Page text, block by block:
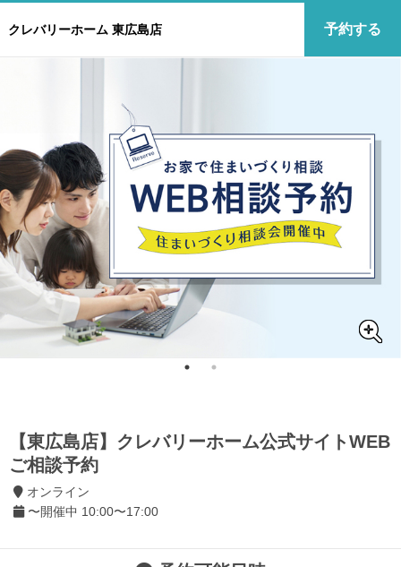
クレバリーホーム 東広島店 予約する
【東広島店】クレバリーホーム公式サイトWEB
ご相談予約
オンライン
〜開催中 10:00〜17:00